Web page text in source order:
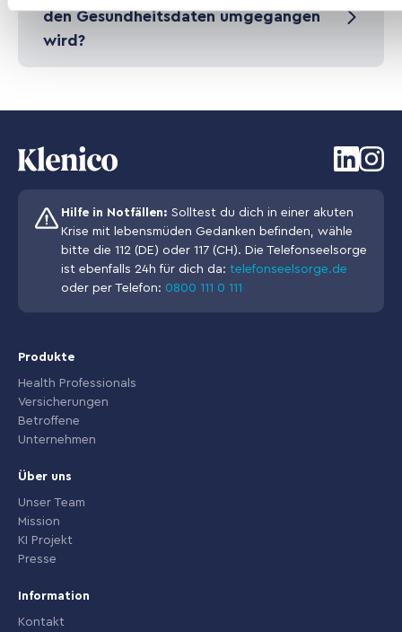
den Gesundheitsdaten umgegangen
wird?
Hilfe in Notfällen: Solltest du dich in einer akuten
Krise mit lebensmüden Gedanken befinden, wähle
bitte die 112 (DE) oder 117 (CH). Die Telefonseelsorge
ist ebenfalls 24h für dich da: telefonseelsorge.de
oder per Telefon: 0800 111 0 111
Produkte
Health Professionals
Versicherungen
Betroffene
Unternehmen
Über uns
Unser Team
Mission
KI Projekt
Presse
Information
Kontakt